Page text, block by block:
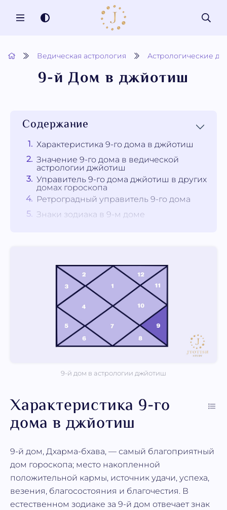
MENU
Ведическая астрология Астрологические
9-й Дом в джйотиш
Содержание
Характеристика 9-го дома в джйотиш
Значение 9-го дома в ведической
астрологии джйотиш
Управитель 9-го дома джйотиш в других
домах гороскопа
Ретроградный управитель 9-го дома
Знаки зодиака в 9-м доме
9-й дом в астрологии джйотиш
Характеристика 9-го
дома в джйотиш
9-й дом, Дхарма-бхава, — самый благоприятный
дом гороскопа; место накопленной
положительной кармы, источник удачи, успеха,
везения, благосостояния и благочестия. В
естественном зодиаке за 9-й дом отвечает знак